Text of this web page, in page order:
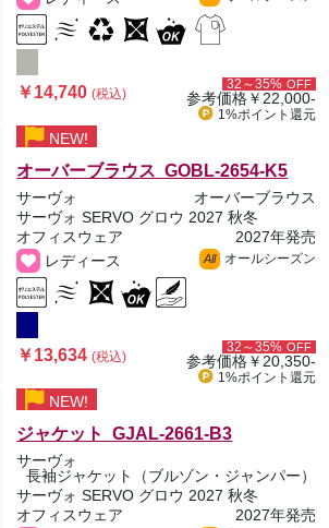
￥14,740(税込)
32～35% OFF
参考価格￥22,000-
1%ポイント 還元
NEW!
オーバーブラウス GOBL-2654-K5
サーヴォ
オーバーブラウス
サーヴォ SERVO グロウ 2027 秋冬
オフィスウェア
2027年発売
レディース
All オールシーズン
￥13,634(税込)
32～35% OFF
参考価格￥20,350-
1%ポイント 還元
NEW!
ジャケット GJAL-2661-B3
サーヴォ
長袖ジャケット（ブルゾン・ジャンパー）
サーヴォ SERVO グロウ 2027 秋冬
オフィスウェア
2027年発売